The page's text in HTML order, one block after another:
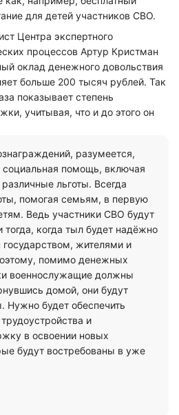
для детей участников СВО.
Центра экспертного
процессов Артур Кристман
оклад денежного довольствия
больше 200 тысяч рублей. Так
показывает степень
учитывая, что и до этого он
разумеется,
помощь, включая
льготы. Всегда
помогая семьям, в первую
Ведь участники СВО будут
тогда, когда тыл будет надёжно
жителями и
помимо денежных
военнослужащие должны
домой, они будут
Нужно будет обеспечить
и
в освоении новых
будут востребованы в уже